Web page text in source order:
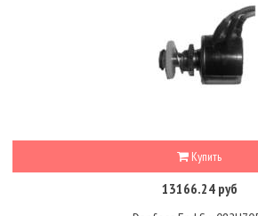
Купить
13166.24 руб